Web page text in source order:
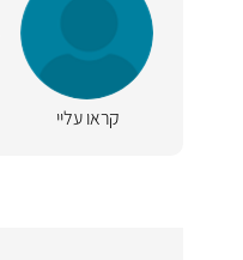
קראו עליי